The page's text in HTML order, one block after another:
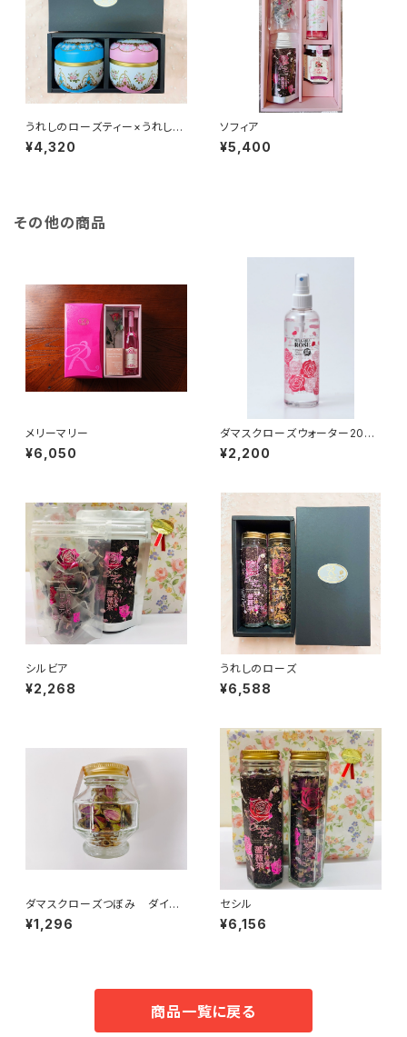
うれしのローズティー×うれしの
薔薇茶 ローズ缶ギフトセット
¥4,320
ソフィア
¥5,400
その他の商品
メリーマリー
¥6,050
ダマスクローズウォーター200
ml
¥2,200
シルビア
¥2,268
うれしのローズ
¥6,588
ダマスクローズつぼみ ダイヤ
モンド瓶
¥1,296
セシル
¥6,156
商品一覧に戻る